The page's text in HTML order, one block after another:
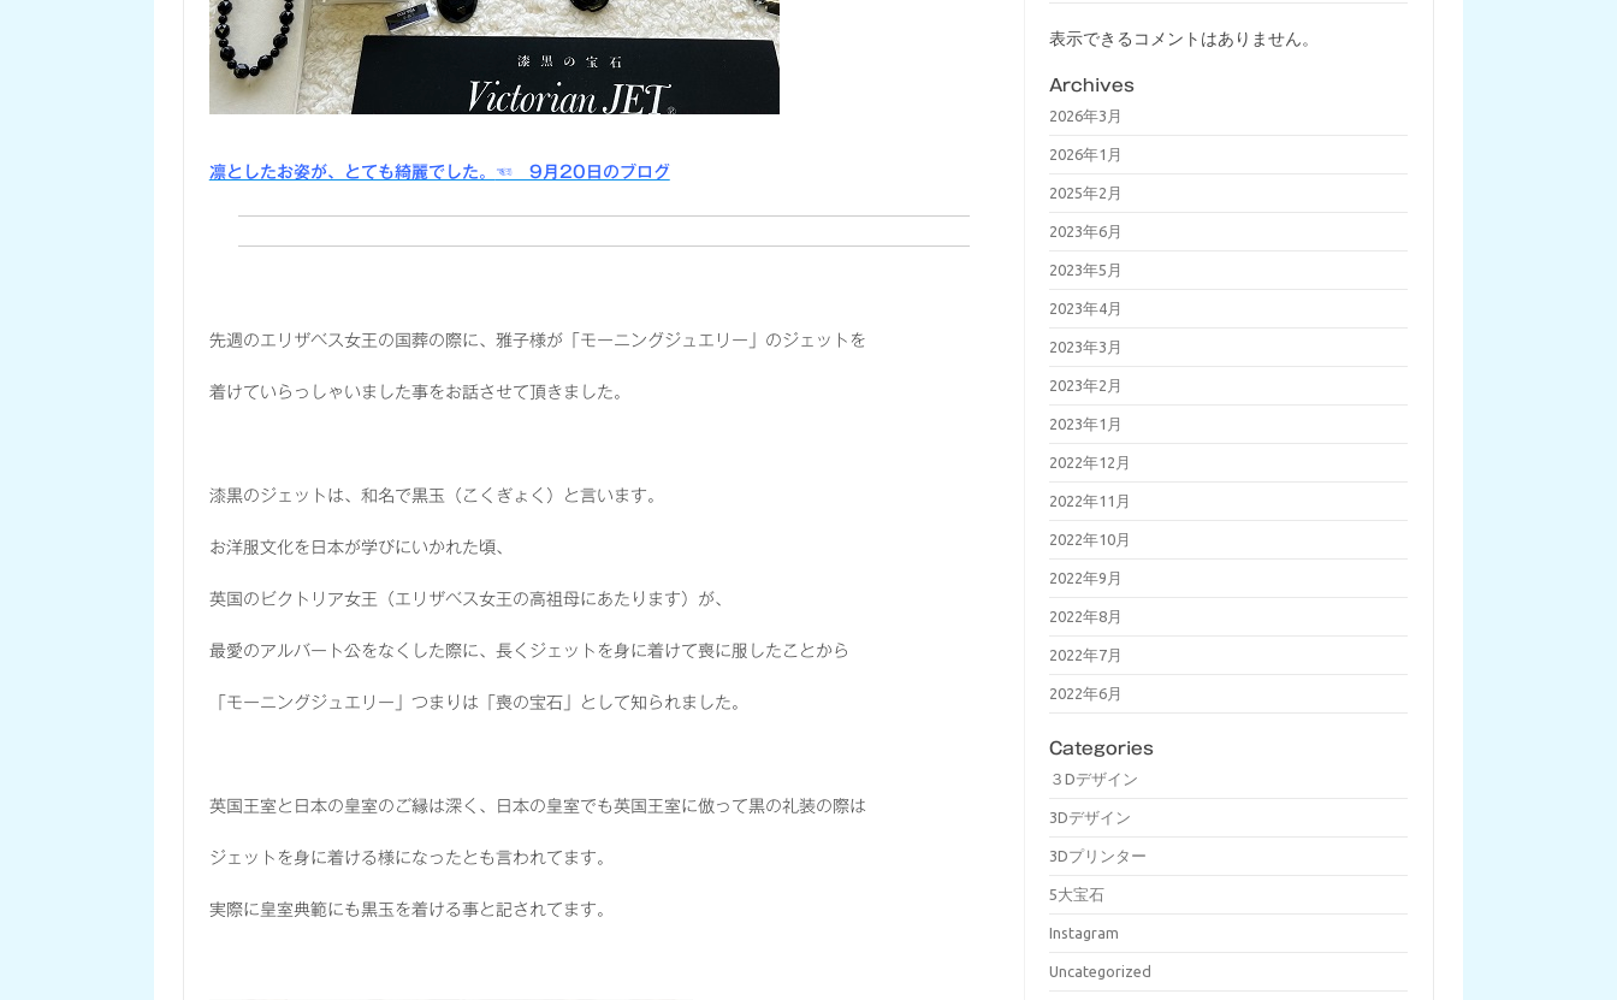
凛としたお姿が、とても綺麗でした。 ☜ 9月20日のブログ
先週のエリザベス女王の国葬の際に、雅子様が「モーニングジュエリー」のジェットを
着けていらっしゃいました事をお話させて頂きました。
漆黒のジェットは、和名で黒玉（こくぎょく）と言います。
お洋服文化を日本が学びにいかれた頃、
英国のビクトリア女王（エリザベス女王の高祖母にあたります）が、
最愛のアルバート公をなくした際に、長くジェットを身に着けて喪に服したことから
「モーニングジュエリー」つまりは「喪の宝石」として知られました。
英国王室と日本の皇室のご縁は深く、日本の皇室でも英国王室に倣って黒の礼装の際は
ジェットを身に着ける様になったとも言われてます。
実際に皇室典範にも黒玉を着ける事と記されてます。
表示できるコメントはありません。
Archives
2026年3月
2026年1月
2025年2月
2023年6月
2023年5月
2023年4月
2023年3月
2023年2月
2023年1月
2022年12月
2022年11月
2022年10月
2022年9月
2022年8月
2022年7月
2022年6月
Categories
３Dデザイン
3Dデザイン
3Dプリンター
5大宝石
Instagram
Uncategorized